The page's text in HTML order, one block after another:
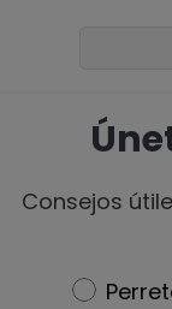
Consejos